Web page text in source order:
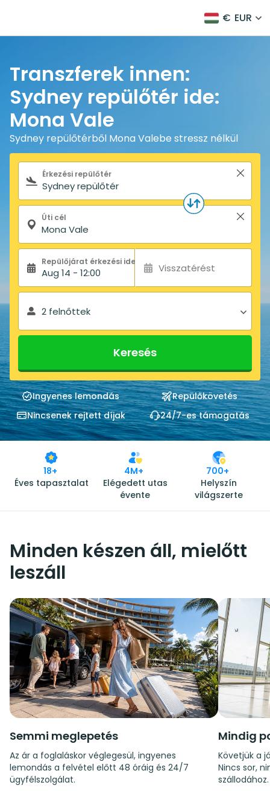
€ EUR
Transzferek innen:
Sydney repülőtér ide:
Mona Vale
Sydney repülőtérből Mona Valebe stressz nélkül
Keresőűrlap
Érkezési repülőtér
Úti cél
Aug 14 - 12:00 Visszatérést
2 felnőttek
Keresés
Ingyenes lemondás
Repülőkövetés
Nincsenek rejtett díjak
24/7-es támogatás
18+
Éves tapasztalat
4M+
Elégedett utas
évente
700+
Helyszín
világszerte
Minden készen áll, mielőtt
leszáll
Semmi meglepetés
Az ár a foglaláskor véglegesül, ingyenes
lemondás a felvétel előtt 48 óráig és 24/7
ügyfélszolgálat.
Mindig
Követjük a
Nincs sor,
szállodához.